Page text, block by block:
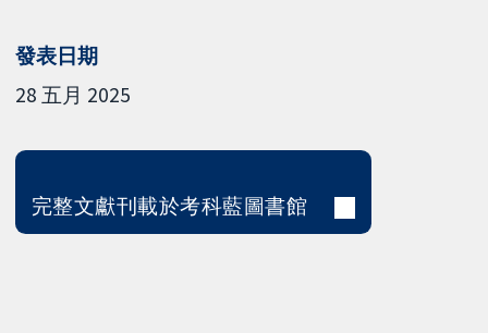
發表日期
28 五月 2025
完整文獻刊載於考科藍圖書館